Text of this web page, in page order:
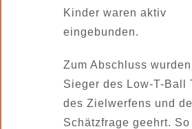
Kinder waren aktiv
eingebunden.
Zum Abschluss
Sieger des Low-T-Ball
des Zielwerfens und
Schätzfrage geehrt.